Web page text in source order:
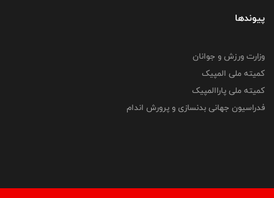
پیوندها
وزارت ورزش و جوانان
کمیته ملی المپیک
کمیته ملی پاراالمپیک
فدراسیون جهانی بدنسازی و پرورش اندام